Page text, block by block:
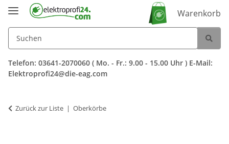
Warenkorb
Telefon: 03641-2070060 ( Mo. - Fr.: 9.00 - 15.00 Uhr ) E-Mail:
Elektroprofi24@die-eag.com
Zurück zur Liste Oberkörbe